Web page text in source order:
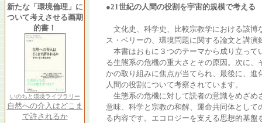
新たな「環境倫理」に
ついて考えさせる画期
的書！
いのちと環境ライブラリー
自然への介入はどこま
で許されるか
●21世紀の人間の役割を宇宙的規模で考える
文化史、科学史、比較宗教学における該博
ス・ベリーの、環境問題に関する論文と講演
本書はおもに３つのテーマから成り立って
る生態系の危機の重大さとその原因。次に
かの取り組みに焦点が当てられ、最後に、
人間の役割について考察されています。
生態系の危機に対して読者の意識をめざめ
意味、科学と宗教の和解、運命共同体とし
る内容です。エコロジーを支える思想的基